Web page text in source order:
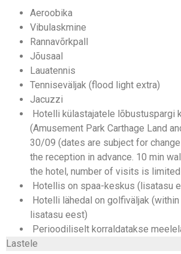
Aeroobika
Vibulaskmine
Rannavõrkpall
Jõusaal
Lauatennis
Tenniseväljak (flood light extra)
Jacuzzi
Hotelli külastajatele lõbustuspargi
(Amusement Park Carthage Land
30/09 (dates are subject for
the reception in advance. 10 min
the hotel, number of visits is limited
Hotellis on spaa-keskus (lisatasu
Hotelli lähedal on golfiväljak
lisatasu eest)
Perioodiliselt korraldatakse
Lastele